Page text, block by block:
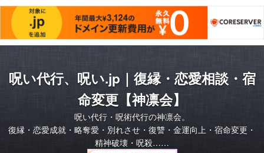
呪い代行、呪い.jp｜復縁・恋愛相談・宿
命変更【神凛会】
呪い代行・呪術代行の神凛会。
復縁・恋愛成就・略奪愛・別れさせ・復讐・金運向上・宿命変更・
精神破壊・呪殺……